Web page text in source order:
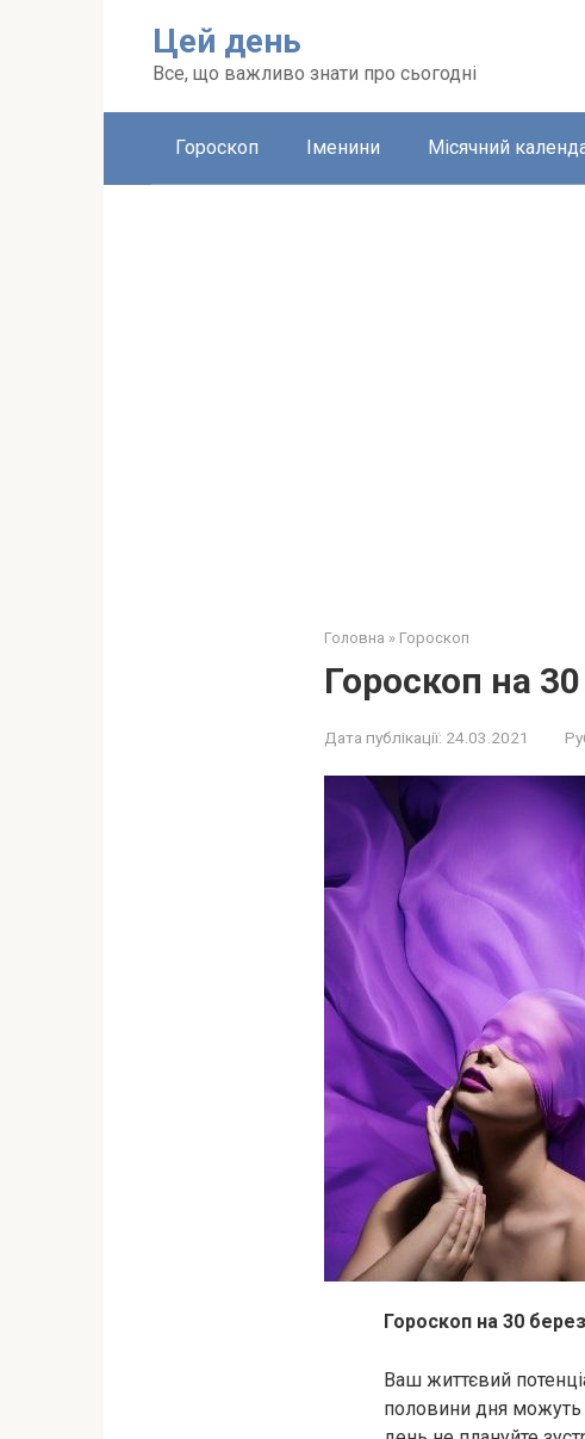
Цей день
Все, що важливо знати про сьогодні
Гороскоп Іменини Місячний
Головна » Гороскоп
Гороскоп на
Дата публікації: 24.03.2021
Гороскоп на 30
Ваш життєвий
половини дня можуть